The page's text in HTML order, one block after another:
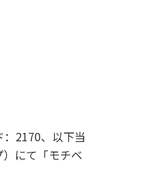
2170、以下当
にて「モチベ